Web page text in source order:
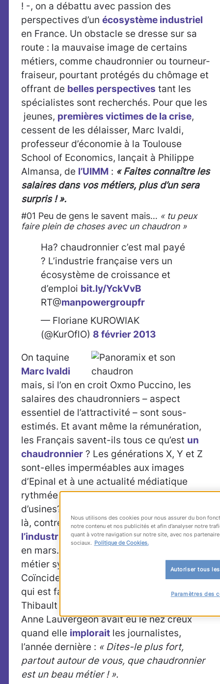
! -, on a débattu avec passion des
perspectives d’un écosystème industriel
en France. Un obstacle se dresse sur sa
route : la mauvaise image de certains
métiers, comme chaudronnier ou tourneur-
fraiseur, pourtant protégés du chômage et
offrant de belles perspectives tant les
spécialistes sont recherchés. Pour que les
jeunes, premières victimes de la crise,
cessent de les délaisser, Marc Ivaldi,
professeur d’économie à la Toulouse
School of Economics, lançait à Philippe
Almansa, de l’UIMM : « Faites connaître les
salaires dans vos métiers, plus d’un sera
surpris ! ».
#01 Peu de gens le savent mais… « tu peux
faire plein de choses avec un chaudron »
Ha? chaudronnier c’est mal payé
? L’industrie française vers un
écosystème de croissance et
d’emploi bit.ly/YckVvB
RT@manpowergroupfr
— Floriane KUROWIAK
(@KurOflO) 8 février 2013
On taquine
Marc Ivaldi
mais, si l’on en croit Oxmo Puccino, les
salaires des chaudronniers – aspect
essentiel de l’attractivité – sont sous-
estimés. Et avant même la rémunération,
les Français savent-ils tous ce qu’est un
chaudronnier ? Les générations X, Y et Z
sont-elles imperméables aux images
d’Epinal et à une actualité médiatique
rythmée par des annonces de fermetures
d’usines? En tout cas la désaffection est
là, contre laquelle laSemaine de
l’industrie
s’attaquera – une nouvelle fois –
en mars. Chaudronnier-soudeur, c’est un
métier symbolique de la metallurgie.
Coïncidence?, c’est justement l’un d’eux
qui est favori pour succéder à Bernard
Thibault à la tête de la CGT. Décidément,
Anne Lauvergeon avait eu le nez creux
quand elle implorait les journalistes,
l’année dernière : « Dites-le plus fort,
partout autour de vous, que chaudronnier
est un beau métier ! ».
Nous utilisons des cookies pour nous assurer du bon
notre contenu et nos publicités et afin d’analyser notre
quant à votre navigation sur notre site, avec nos
sociaux. Politique de Cookies.
Autoriser tous
Paramètres des